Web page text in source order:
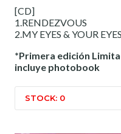
[CD]
1.RENDEZVOUS
2.MY EYES & YOUR EYES
*Primera edición
incluye photobook
STOCK: 0